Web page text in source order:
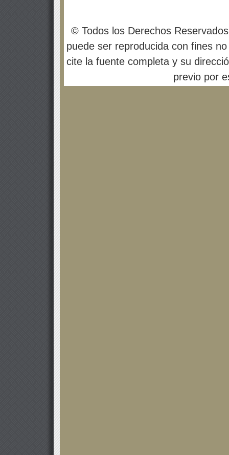
© Todos los Derechos
puede ser reproducida con fines
cite la fuente completa y su
previo por